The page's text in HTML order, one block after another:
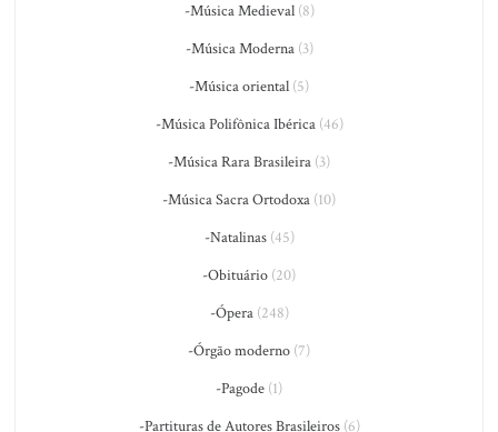
-Música Medieval(8)
-Música Moderna(3)
-Música oriental (5)
-Música Polifônica Ibérica(46)
-Música Rara Brasileira (3)
-Música Sacra Ortodoxa (10)
-Natalinas(45)
-Obituário (20)
-Ópera(248)
-Órgão moderno (7)
-Pagode (1)
-Partituras de Autores Brasileiros(6)